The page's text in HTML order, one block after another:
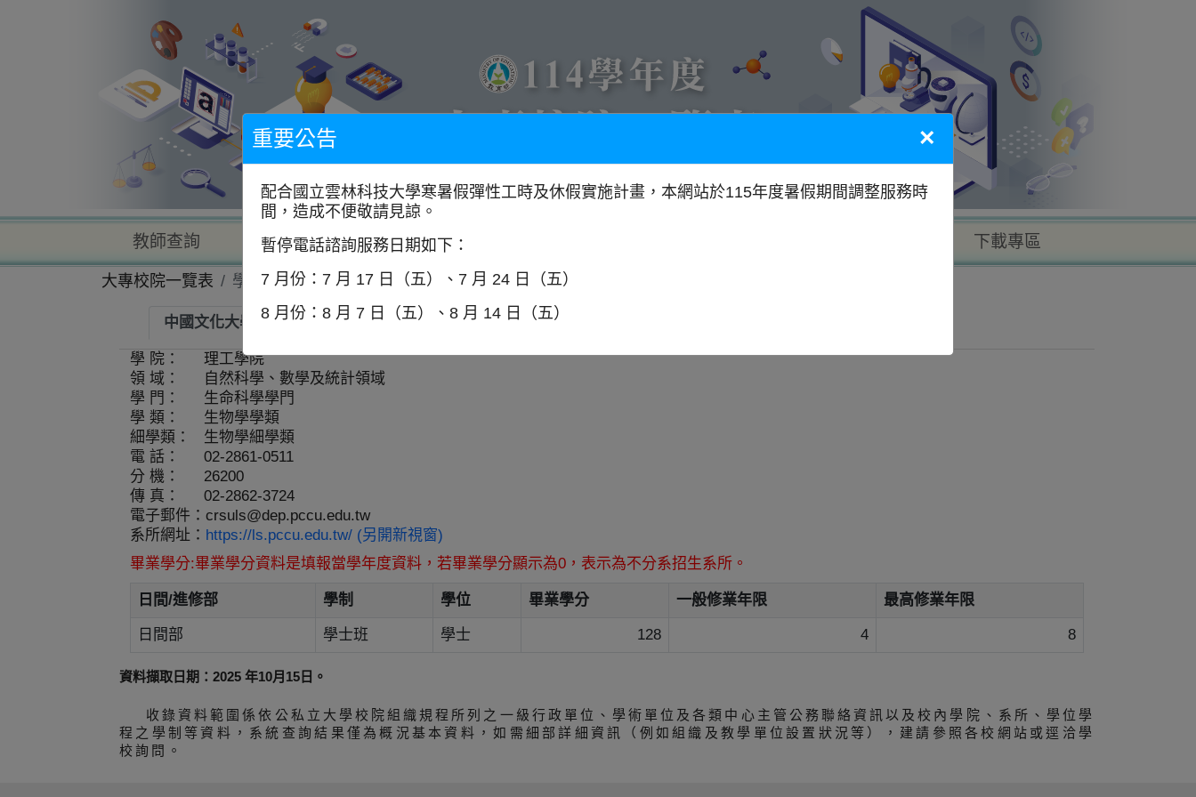
教師查詢 學校查詢 以學門找學校 下載專區
大專校院一覽表 學系資訊
中國文化大學-生命科學系 師資
學 院：
理工學院
領 域：
自然科學、數學及統計領域
學 門：
生命科學學門
學 類：
生物學學類
細學類：
生物學細學類
電 話：
02-2861-0511
分 機：
26200
傳 真：
02-2862-3724
電子郵件： crsuls@dep.pccu.edu.tw
系所網址： https://ls.pccu.edu.tw/ (另開新視窗)
畢業學分:畢業學分資料是填報當學年度資料，若畢業學分顯示為0，表示為不分系招生系所。
日間/進修部 學制 學位 畢業學分 一般修業年限 最高修業年限
日間部 學士班 學士 128 4 8
資料擷取日期：2025 年10月15日。
收錄資料範圍係依公私立大學校院組織規程所列之一級行政單位、學術單位及各類中心主管公務聯絡資訊以及校內學院、系所、學位學
程之學制等資料，系統查詢結果僅為概況基本資料，如需細部詳細資訊（例如組織及教學單位設置狀況等），建請參照各校網站或逕洽學
校詢問。
重要公告 ×
配合國立雲林科技大學寒暑假彈性工時及休假實施計畫，本網站於115年度暑假期間調整服務時
間，造成不便敬請見諒。
暫停電話諮詢服務日期如下：
7 月份：7 月 17 日（五）、7 月 24 日（五）
8 月份：8 月 7 日（五）、8 月 14 日（五）